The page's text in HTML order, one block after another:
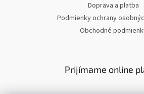
Doprava a platba
Podmienky ochrany
Obchodné
Prijímame online